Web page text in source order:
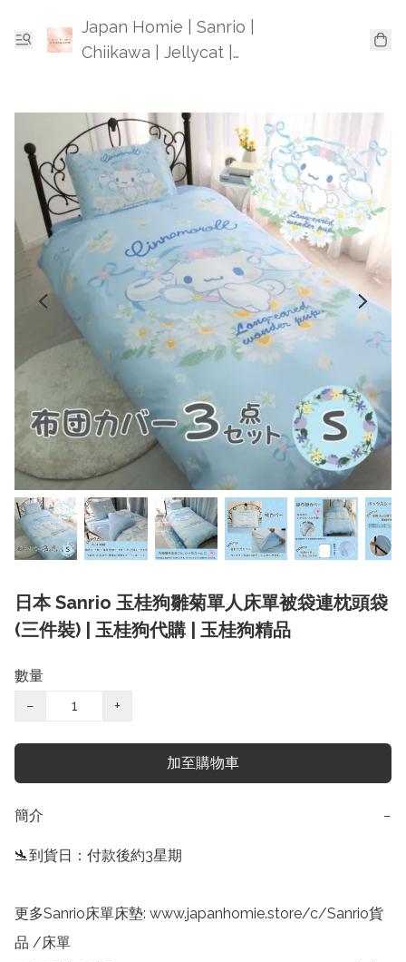
Japan Homie | Sanrio |
Chiikawa | Jellycat |
日本 Sanrio 玉桂狗雛菊單人床單被袋連枕頭袋
(三件裝) | 玉桂狗代購 | 玉桂狗精品
數量
−
+
加至購物車
簡介 −
🛬到貨日：付款後約3星期
更多Sanrio床單床墊: www.japanhomie.store/c/Sanrio貨
品 /床單